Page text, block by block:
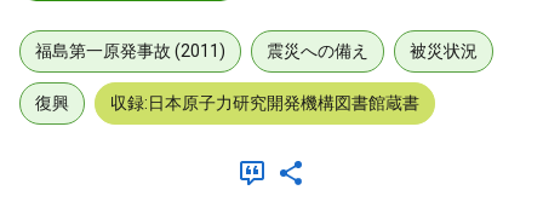
福島第一原発事故 (2011) 震災への備え 被災状況
復興 収録:日本原子力研究開発機構図書館蔵書